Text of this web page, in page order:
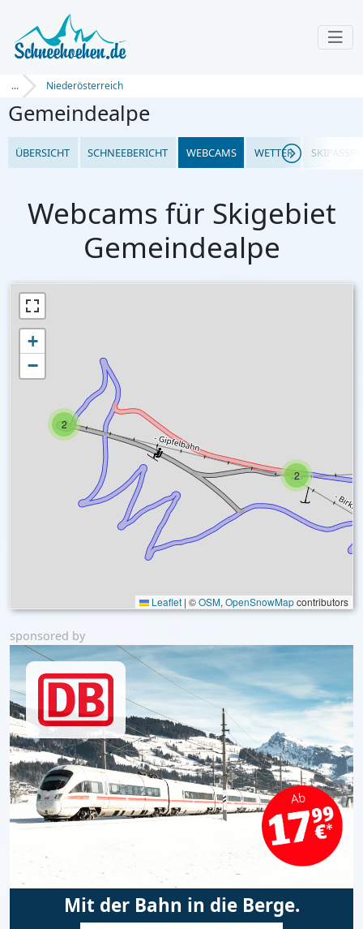
... Niederösterreich
Gemeindealpe
ÜBERSICHT SCHNEEBERICHT WEBCAMS WETTER
Webcams für Skigebiet
Gemeindealpe
2
2
+
−
Leaflet | ©OSM, OpenSnowMapcontributors
sponsored by
Mit der Bahn in die Berge.